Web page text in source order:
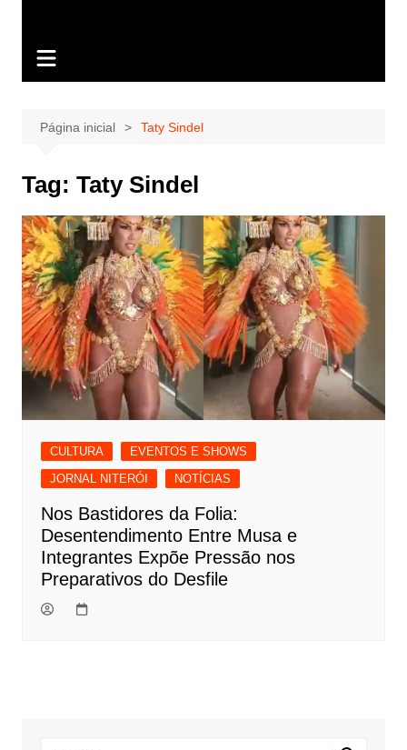
Página inicial Taty Sindel
Tag: Taty Sindel
CULTURA
EVENTOS E SHOWS
JORNAL NITERÓI
NOTÍCIAS
Nos Bastidores da Folia:
Desentendimento Entre Musa e
Integrantes Expõe Pressão nos
Preparativos do Desfile